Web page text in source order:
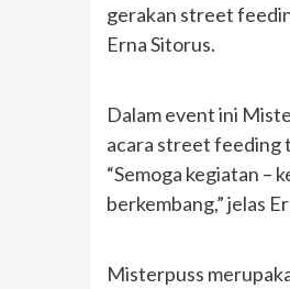
gerakan street
Erna Sitorus.
Dalam event ini
acara street feeding
“Semoga kegiatan –
berkembang,” jelas
Misterpuss